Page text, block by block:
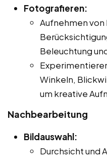
Fotografieren:
Aufnehmen von
Beleuchtung
Winkeln,
um kreative
Nachbearbeitung
Bildauswahl:
Durchsicht und